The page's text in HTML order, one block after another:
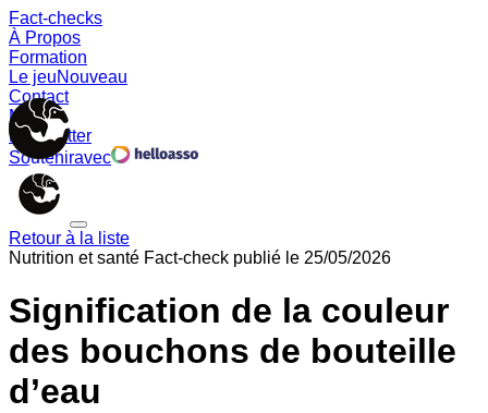
Fact-checks
À Propos
Formation
Le jeuNouveau
Contact
Memes
Newsletter
Souteniravec
Retour à la liste
Nutrition et santé Fact-check publié le 25/05/2026
Signification de la couleur
des bouchons de bouteille
d’eau